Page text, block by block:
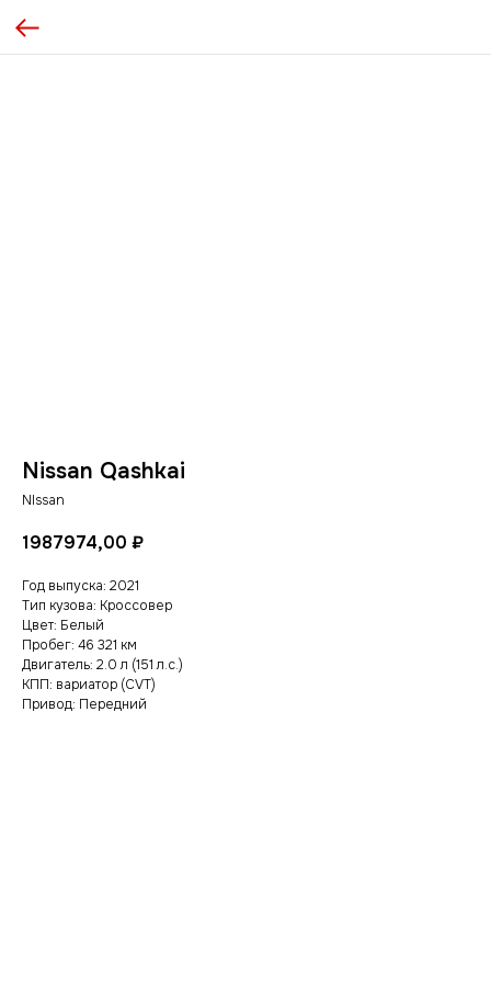
Nissan Qashkai
NIssan
1987974,00 ₽
Год выпуска: 2021
Тип кузова: Кроссовер
Цвет: Белый
Пробег: 46 321 км
Двигатель: 2.0 л (151 л.с.)
КПП: вариатор (CVT)
Привод: Передний